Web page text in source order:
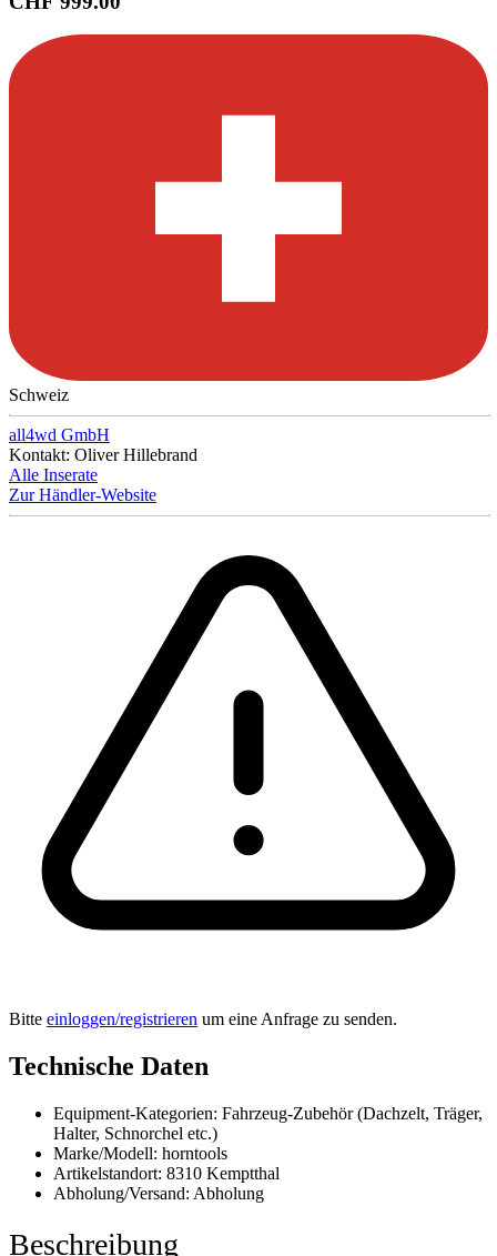
Schweiz
all4wd GmbH
Kontakt: Oliver Hillebrand
Alle Inserate
Zur Händler-Website
Bitte einloggen/registrieren um eine Anfrage zu senden.
Technische Daten
Equipment-Kategorien: Fahrzeug-Zubehör (Dachzelt, Träger,
Halter, Schnorchel etc.)
Marke/Modell: horntools
Artikelstandort: 8310 Kemptthal
Abholung/Versand: Abholung
Beschreibung